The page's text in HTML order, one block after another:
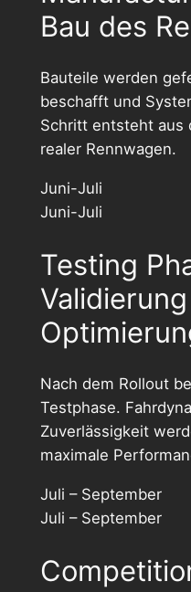
Bau des
Bauteile werden
beschafft und
Schritt entsteht aus
realer Rennwagen.
Juni-Juli
Juni-Juli
Testing
Nach dem Rollout
Testphase.
Zuverlässigkeit
maximale
Juli – September
Juli – September